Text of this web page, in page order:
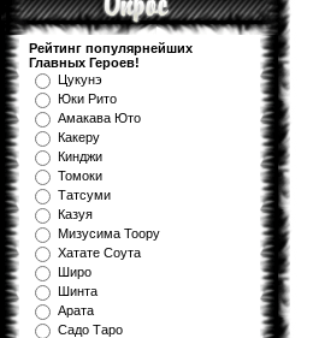
Рейтинг популярнейших
Главных Героев!
Цукунэ
Юки Рито
Амакава Юто
Какеру
Кинджи
Томоки
Татсуми
Казуя
Мизуcима Тоору
Хатате Соута
Широ
Шинта
Арата
Садо Таро